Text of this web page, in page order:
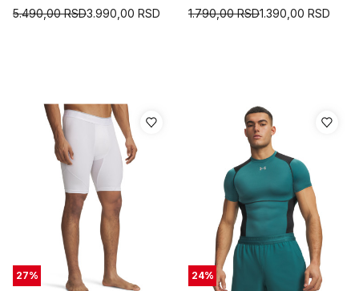
3.990,00 RSD
5.490,00RSD 1.390,00 RSD
1.790,00RSD
27% 24%